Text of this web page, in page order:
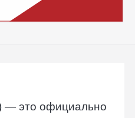
— это официально